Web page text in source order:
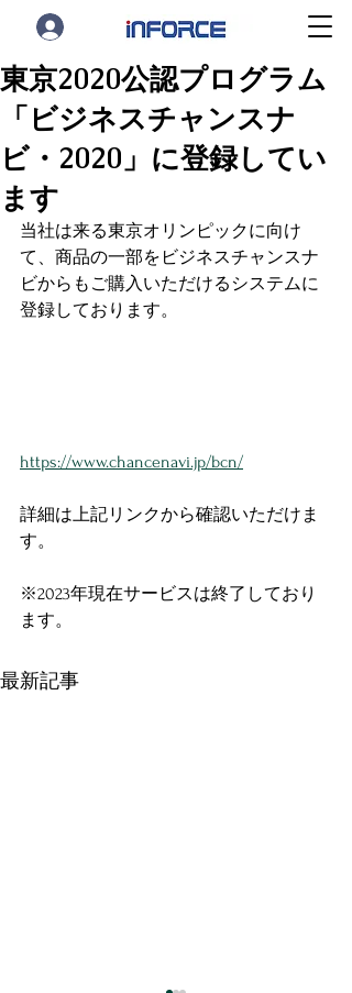
東京2020公認プログラム
「ビジネスチャンスナ
ビ・2020」に登録してい
ます
当社は来る東京オリンピックに向け
て、商品の一部をビジネスチャンスナ
ビからもご購入いただけるシステムに
登録しております。
https://www.chancenavi.jp/bcn/
詳細は上記リンクから確認いただけま
す。
※2023年現在サービスは終了しており
ます。
最新記事